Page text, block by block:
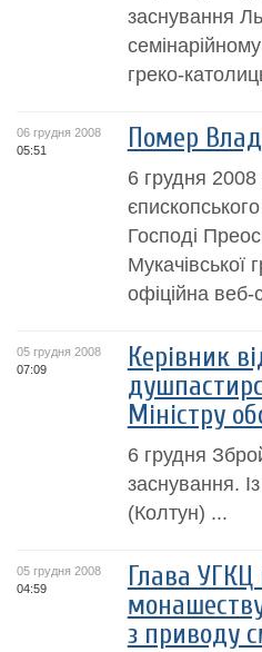
заснування
греко-
06 грудня 2008
05:51
Помер
6 грудня
Господі
Мукачівської
офіційна веб-
05 грудня 2008
07:09
Керівник
Міністру
6 грудня
заснування.
(Колтун) ...
05 грудня 2008
04:59
Глава УГКЦ
з приводу